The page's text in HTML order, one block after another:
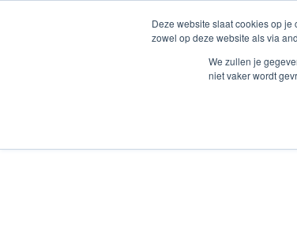
Deze website slaat cookies op
zowel op deze website als via
We zullen je
niet vaker wordt